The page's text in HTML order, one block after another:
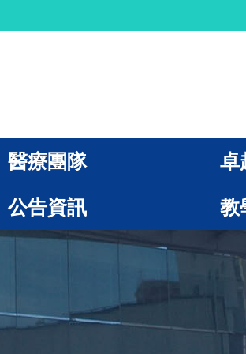
醫療團隊 卓
公告資訊 教